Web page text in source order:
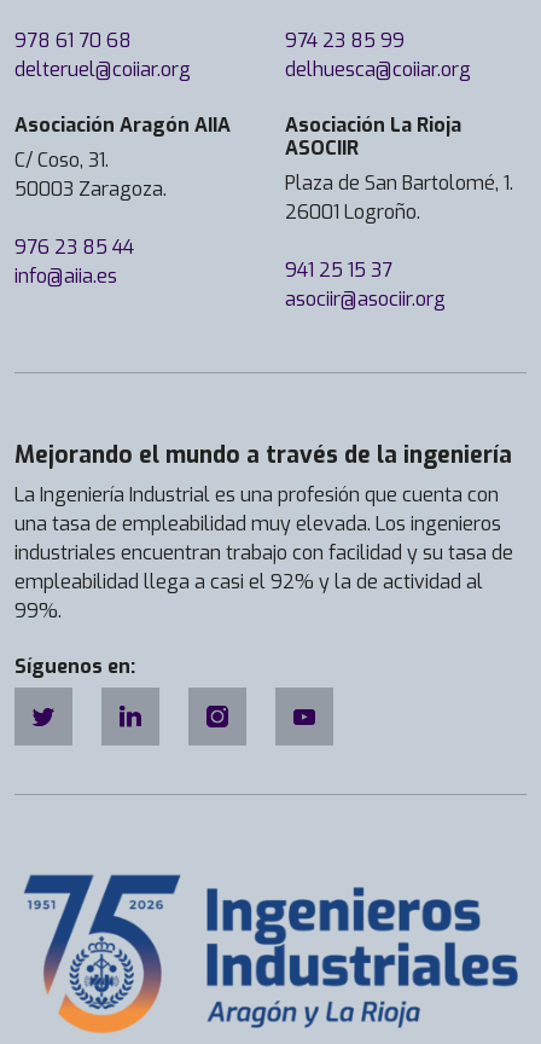
978 61 70 68
delteruel@coiiar.org
974 23 85 99
delhuesca@coiiar.org
Asociación Aragón AIIA
C/ Coso, 31.
50003 Zaragoza.
976 23 85 44
info@aiia.es
Asociación La Rioja
ASOCIIR
Plaza de San Bartolomé, 1.
26001 Logroño.
941 25 15 37
asociir@asociir.org
Mejorando el mundo a través de la ingeniería
La Ingeniería Industrial es una profesión que cuenta con
una tasa de empleabilidad muy elevada. Los ingenieros
industriales encuentran trabajo con facilidad y su tasa de
empleabilidad llega a casi el 92% y la de actividad al
99%.
Síguenos en: